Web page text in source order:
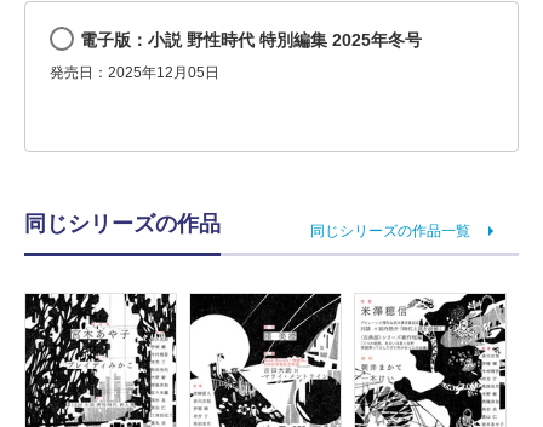
電子版：小説 野性時代 特別編集 2025年冬号
発売日：2025年12月05日
同じシリーズの作品 同じシリーズの作品一覧